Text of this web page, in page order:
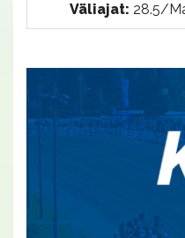
Väliajat: 28.5/